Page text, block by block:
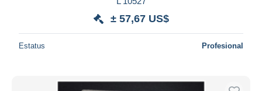
± 57,67 US$
Estatus Profesional